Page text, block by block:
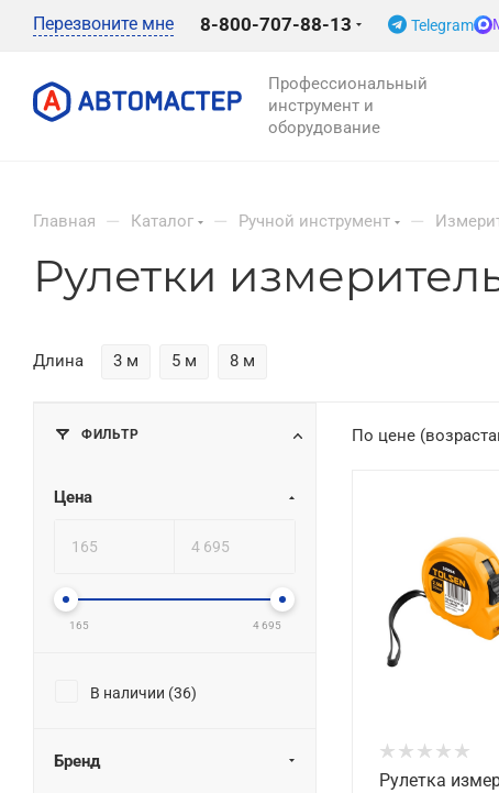
Перезвоните мне 8-800-707-88-13 Telegram
Профессиональный
инструмент и
оборудование
Главная — Каталог — Ручной инструмент —
Рулетки
Длина 3 м 5 м 8 м
По цене
Рулетка
ФИЛЬТР
Цена
165 4 695
В наличии (36)
Бренд